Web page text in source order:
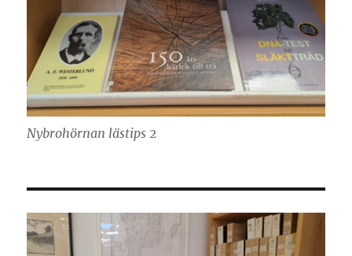
Nybrohörnan lästips 2